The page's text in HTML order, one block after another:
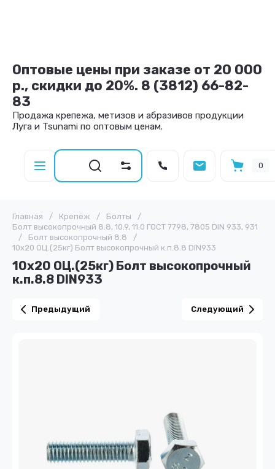
Оптовые цены при заказе от 20 000
р., скидки до 20%. 8 (3812) 66-82-
83
Продажа крепежа, метизов и абразивов продукции
Луга и Tsunami по оптовым ценам.
0
Главная / Крепёж / Болты
/
Болт высокопрочный 8.8, 10.9, 11.0 ГОСТ 7798, 7805 DIN 933, 931
/
Болт высокопрочный 8.8
/
10х20 ОЦ.(25кг) Болт высокопрочный к.п.8.8 DIN933
10х20 ОЦ.(25кг) Болт высокопрочный
к.п.8.8 DIN933
Предыдущий Следующий